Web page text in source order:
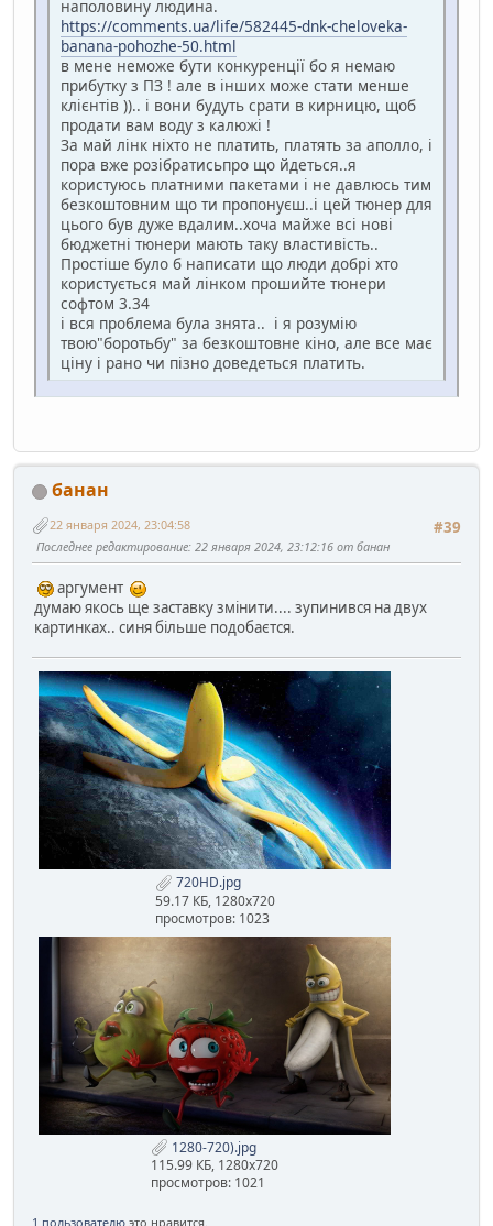
наполовину людина.
https://comments.ua/life/582445-dnk-cheloveka-
banana-pohozhe-50.html
в мене неможе бути конкуренції бо я немаю
прибутку з ПЗ ! але в інших може стати менше
клієнтів )).. і вони будуть срати в кирницю, щоб
продати вам воду з калюжі !
За май лінк ніхто не платить, платять за аполло, і
пора вже розібратисьпро що йдеться..я
користуюсь платними пакетами і не давлюсь тим
безкоштовним що ти пропонуєш..і цей тюнер для
цього був дуже вдалим..хоча майже всі нові
бюджетні тюнери мають таку властивість..
Простіше було б написати що люди добрі хто
користується май лінком прошийте тюнери
софтом 3.34
і вся проблема була знята.. і я розумію
твою"боротьбу" за безкоштовне кіно, але все має
ціну і рано чи пізно доведеться платить.
банан
#39
22 января 2024, 23:04:58
Последнее редактирование: 22 января 2024, 23:12:16 от банан
аргумент
думаю якось ще заставку змінити.... зупинився на двух
картинках.. синя більше подобаєтся.
720HD.jpg
59.17 КБ, 1280x720
просмотров: 1023
1280-720).jpg
115.99 КБ, 1280x720
просмотров: 1021
1 пользователю это нравится.